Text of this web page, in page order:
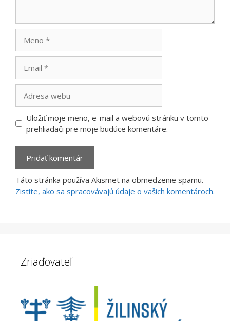
webu
Uložiť moje meno, e-mail a webovú stránku v tomto
prehliadači pre moje budúce komentáre.
Táto stránka používa Akismet na obmedzenie spamu.
Zistite, ako sa spracovávajú údaje o vašich komentároch.
Zriaďovateľ